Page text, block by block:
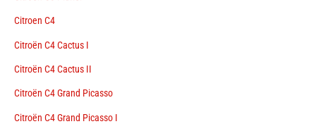
Citroen C4
Citroën C4 Cactus I
Citroën C4 Cactus II
Citroën C4 Grand Picasso
Citroën C4 Grand Picasso I